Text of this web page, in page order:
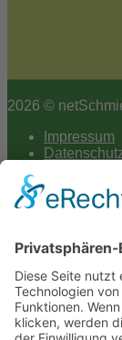
2026 ©
Impressum
Cookie-
to
top